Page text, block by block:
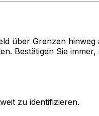
über Grenzen
Bestätigen Sie
zu identifizieren.